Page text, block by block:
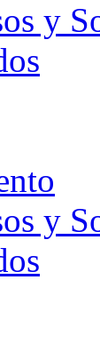
y
y